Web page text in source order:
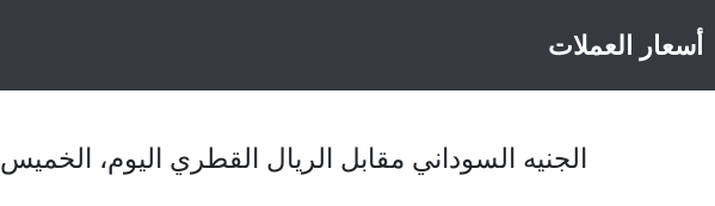
أسعار العملات
الجنيه السوداني مقابل الريال القطري اليوم، الخميس 06 أغسطس 2026